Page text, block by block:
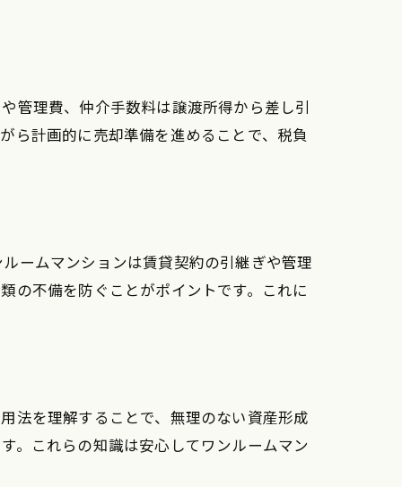
管理費、仲介手数料は譲渡所得から差し引
ら計画的に売却準備を進めることで、税負
ームマンションは賃貸契約の引継ぎや管理
の不備を防ぐことがポイントです。これに
法を理解することで、無理のない資産形成
。これらの知識は安心してワンルームマン